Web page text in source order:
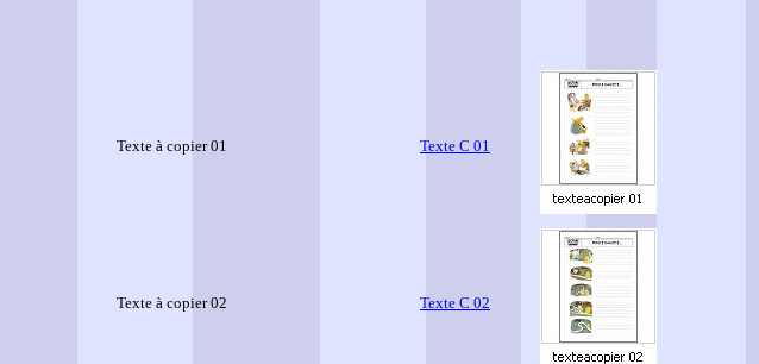
Texte à copier 01 Texte C 01
Texte à copier 02 Texte C 02